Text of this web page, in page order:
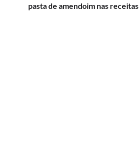
pasta de amendoim nas receitas